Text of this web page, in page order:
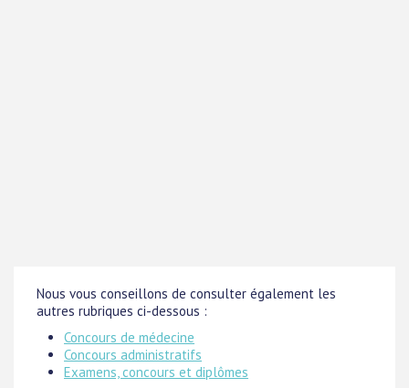
Nous vous conseillons de consulter également les
autres rubriques ci-dessous :
Concours de médecine
Concours administratifs
Examens, concours et diplômes